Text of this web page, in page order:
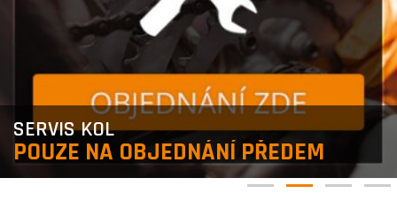
SERVIS KOL
POUZE NA OBJEDNÁNÍ PŘEDEM